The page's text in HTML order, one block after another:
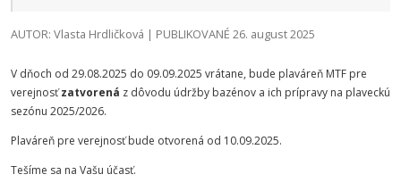
AUTOR: Vlasta Hrdličková | PUBLIKOVANÉ 26. august 2025
V dňoch od 29.08.2025 do 09.09.2025 vrátane, bude plaváreň MTF pre
verejnosťzatvorená z dôvodu údržby bazénov a ich prípravy na plaveckú
sezónu 2025/2026.
Plaváreň pre verejnosť bude otvorená od 10.09.2025.
Tešíme sa na Vašu účasť.